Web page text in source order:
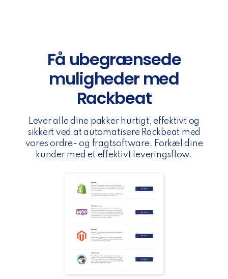
Få ubegrænsede
muligheder med
Rackbeat
Lever alle dine pakker hurtigt, effektivt og
sikkert ved at automatisere Rackbeat med
vores ordre- og fragtsoftware. Forkæl dine
kunder med et effektivt leveringsflow.